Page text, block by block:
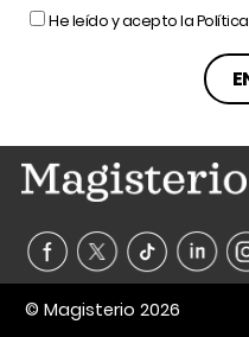
He leído y acepto la
© Magisterio 2026